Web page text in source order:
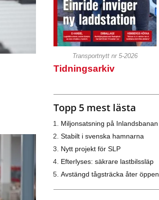
Transportnytt nr 5-2026
Tidningsarkiv
Topp 5 mest lästa
Miljonsatsning på Inlandsbanan
Stabilt i svenska hamnarna
Nytt projekt för SLP
Efterlyses: säkrare lastbilssläp
Avstängd tågsträcka åter öppen